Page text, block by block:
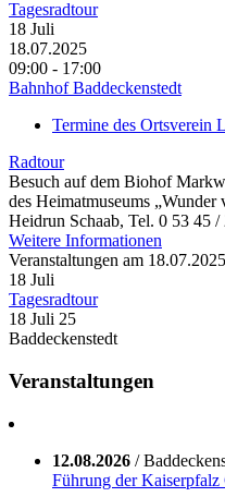
Tagesradtour
18 Juli
18.07.2025
09:00 - 17:00
Bahnhof Baddeckenstedt
Termine des Ortsverein
Radtour
Besuch auf dem Biohof
des Heimatmuseums
Heidrun Schaab,
Weitere Informationen
Veranstaltungen am 18.07.2025
18 Juli
Tagesradtour
18 Juli 25
Baddeckenstedt
Veranstaltungen
12.08.2026 /
Führung der Kaiserpfalz